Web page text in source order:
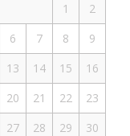
1
2
6 7 8
9
13 14 15
16
20 21 22
23
27 28 29
30